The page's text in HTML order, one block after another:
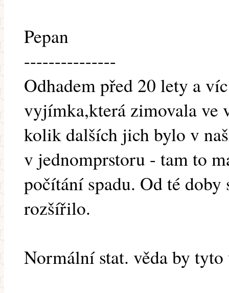
Pepan
---------------
Odhadem před 20 lety a
vyjímka,která zimovala ve
kolik dalších jich bylo v
v jednomprstoru - tam to
počítání spadu. Od té doby
rozšířilo.
Normální stat. věda by